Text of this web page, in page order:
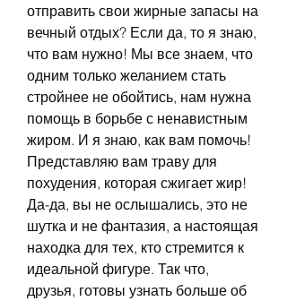
отправить свои жирные запасы на
вечный отдых? Если да, то я знаю,
что вам нужно! Мы все знаем, что
одним только желанием стать
стройнее не обойтись, нам нужна
помощь в борьбе с ненавистным
жиром. И я знаю, как вам помочь!
Представляю вам траву для
похудения, которая сжигает жир!
Да-да, вы не ослышались, это не
шутка и не фантазия, а настоящая
находка для тех, кто стремится к
идеальной фигуре. Так что,
друзья, готовы узнать больше об